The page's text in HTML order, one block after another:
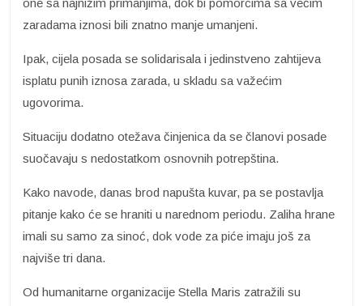
one sa najnižim primanjima, dok bi pomorcima sa većim
zaradama iznosi bili znatno manje umanjeni.
Ipak, cijela posada se solidarisala i jedinstveno zahtijeva
isplatu punih iznosa zarada, u skladu sa važećim
ugovorima.
Situaciju dodatno otežava činjenica da se članovi posade
suočavaju s nedostatkom osnovnih potrepština.
Kako navode, danas brod napušta kuvar, pa se postavlja
pitanje kako će se hraniti u narednom periodu. Zaliha hrane
imali su samo za sinoć, dok vode za piće imaju još za
najviše tri dana.
Od humanitarne organizacije Stella Maris zatražili su